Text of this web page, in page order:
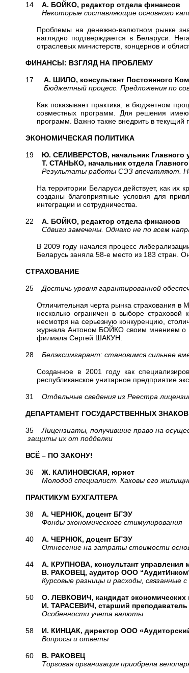
14 А. БОЙКО, редактор отдела финансов
Некоторые составляющие основного
Проблемы на денежно-валютном рынке
наглядно подтверждается в Беларуси.
отраслевых министерств, концернов и
ФИНАНСЫ: ВЗГЛЯД НА ПРОБЛЕМУ
17 А. ШИЛО, консультант Постоянного
Бюджетный процесс. Предложения по
Как показывает практика, в бюджетном
совместных программ. Для решения
программ. Важно также внедрить в текущий
ЭКОНОМИЧЕСКАЯ ПОЛИТИКА
19 Ю. СЕЛИВЕРСТОВ, начальник Главного
Т. СТАНЬКО, начальник отдела
Результаты работы СЭЗ впечатляют. Но
На территории Беларуси действует, как их
созданы благоприятные условия для
интеграции и сотрудничества.
22 А. БОЙКО, редактор отдела финансов
Сдвиги замечены. Однако не по всем
В 2009 году начался процесс
Беларусь заняла 58-е место из 183 стран.
СТРАХОВАНИЕ
25 Достичь уровня гарантированной
Отличительная черта рынка страхования
несколько ограничен в выборе страховой
несмотря на серьезную конкуренцию,
журнала Антоном БОЙКО своим мнением о
филиала Сергей ШАКУН.
28 Белэксимгарант: становимся сильнее
Созданное в 2001 году как
республиканское унитарное предприятие
31 Отдельные сведения из Реестра
ДЕПАРТАМЕНТ ГОСУДАРСТВЕННЫХ
35 Лицензиаты, получившие право на
защиты их от подделки
ВСЁ – ПО ЗАКОНУ!
36 Ж. КАЛИНОВСКАЯ, юрист
Молодой специалист. Каковы его
ПРАКТИКУМ БУХГАЛТЕРА
38 А. ЧЕРНЮК, доцент БГЭУ
Фонды экономического стимулирования
40 А. ЧЕРНЮК, доцент БГЭУ
Отнесение на затраты стоимости
44 А. КРУПНОВА, консультант управления
В. РАКОВЕЦ, аудитор ООО
Курсовые разницы и расходы, связанные с
50 О. ЛЕВКОВИЧ, кандидат экономических
И. ТАРАСЕВИЧ, старший преподаватель
Особенности учета валюты
58 И. КИНЦАК, директор ООО
Вопросы и ответы
60 В. РАКОВЕЦ
Торговая организация приобрела